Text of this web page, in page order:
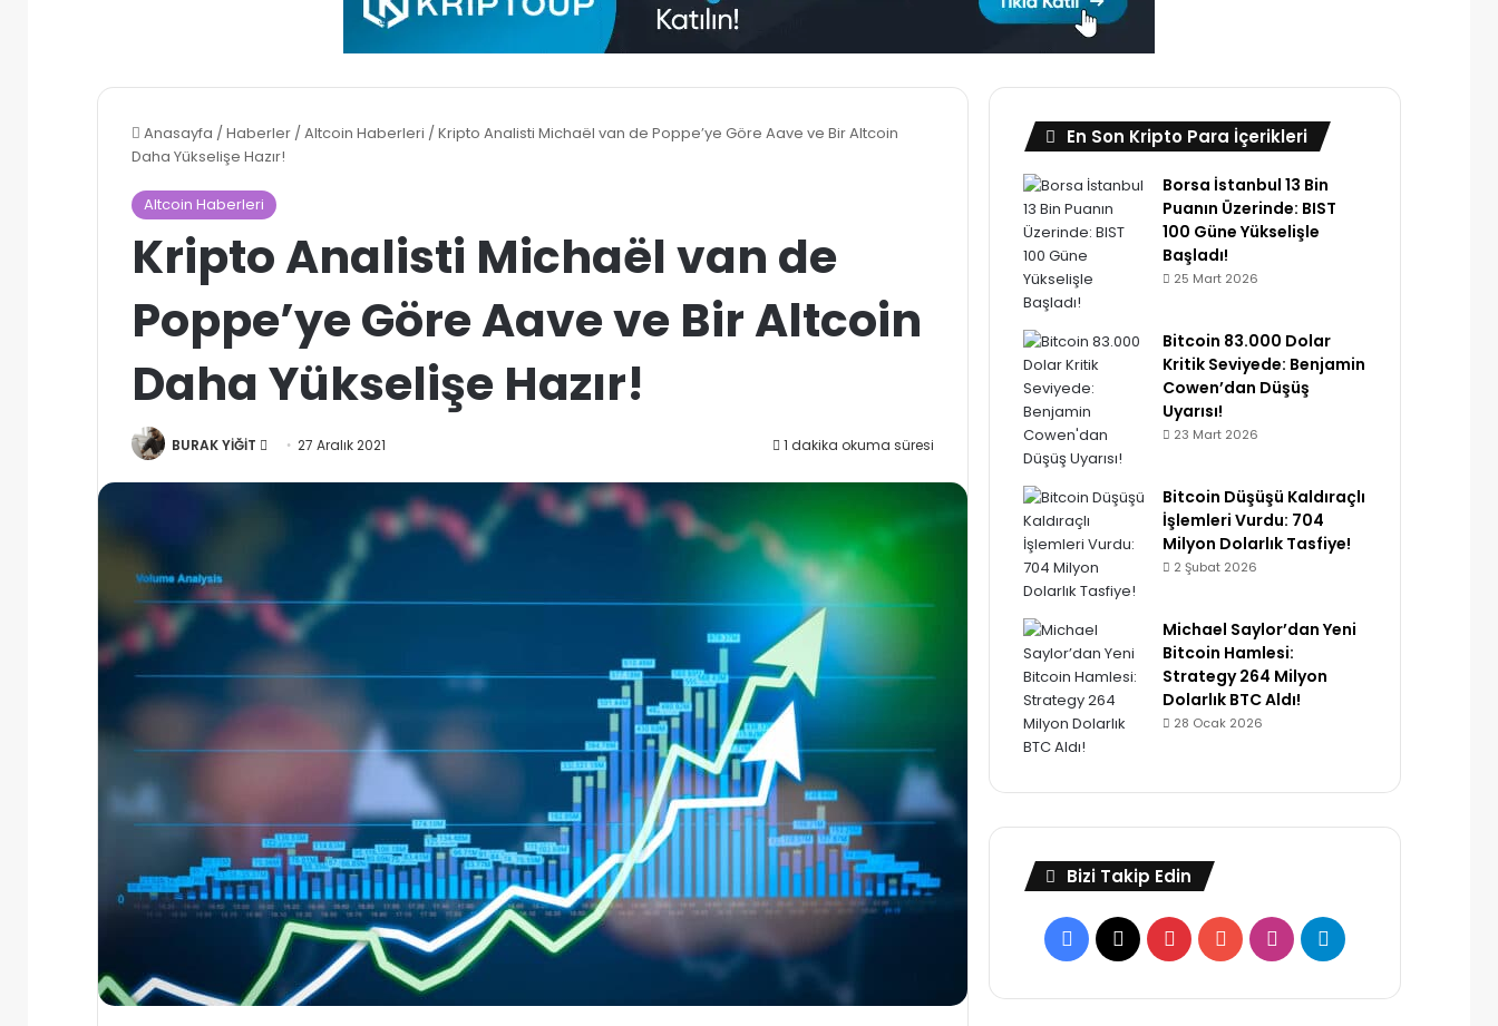
Anasayfa /Haberler /Altcoin Haberleri /Kripto Analisti Michaël van de Poppe’ye Göre Aave ve Bir Altcoin
Daha Yükselişe Hazır!
Altcoin Haberleri
Kripto Analisti Michaël van de
Poppe’ye Göre Aave ve Bir Altcoin
Daha Yükselişe Hazır!
BURAK YİĞİT 27 Aralık 2021 1 dakika okuma süresi
En Son Kripto Para İçerikleri
Borsa İstanbul 13 Bin
Puanın Üzerinde: BIST
100 Güne Yükselişle
Başladı!
25 Mart 2026
Bitcoin 83.000 Dolar
Kritik Seviyede: Benjamin
Cowen’dan Düşüş
Uyarısı!
23 Mart 2026
Bitcoin Düşüşü Kaldıraçlı
İşlemleri Vurdu: 704
Milyon Dolarlık Tasfiye!
2 Şubat 2026
Michael Saylor’dan Yeni
Bitcoin Hamlesi:
Strategy 264 Milyon
Dolarlık BTC Aldı!
28 Ocak 2026
Bizi Takip Edin
Facebook
X PinterestYouTubeInstagramTelegram